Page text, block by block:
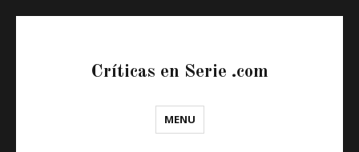
Críticas en Serie .com
MENU